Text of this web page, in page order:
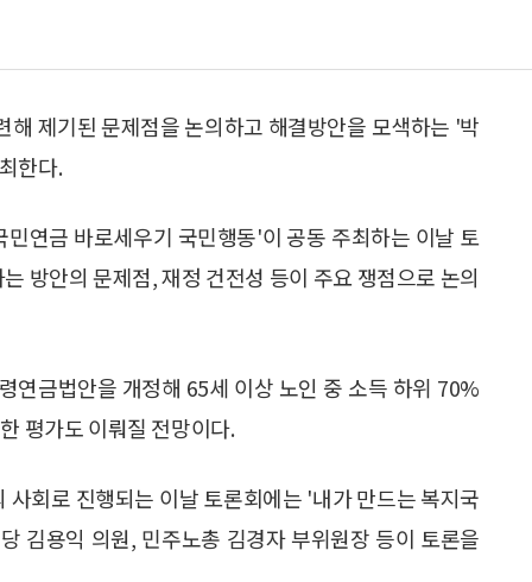
제기된 문제점을 논의하고 해결방안을 모색하는 '박
한다.
연금 바로세우기 국민행동'이 공동 주최하는 이날 토
방안의 문제점, 재정 건전성 등이 주요 쟁점으로 논의
연금법안을 개정해 65세 이상 노인 중 소득 하위 70%
평가도 이뤄질 전망이다.
회로 진행되는 이날 토론회에는 '내가 만드는 복지국
김용익 의원, 민주노총 김경자 부위원장 등이 토론을